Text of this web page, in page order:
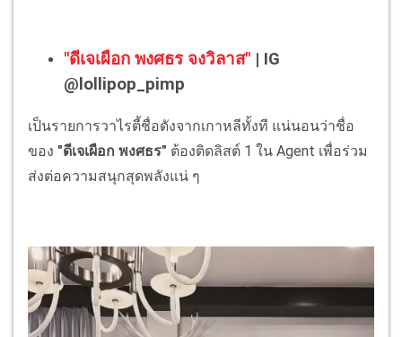
"ดีเจเผือก พงศธร จงวิลาส" | IG
@lollipop_pimp
เป็นรายการวาไรตี้ชื่อดังจากเกาหลีทั้งที แน่นอนว่าชื่อ
ของ "ดีเจเผือก พงศธร" ต้องติดลิสต์ 1 ใน Agent เพื่อร่วม
ส่งต่อความสนุกสุดพลังแน่ ๆ